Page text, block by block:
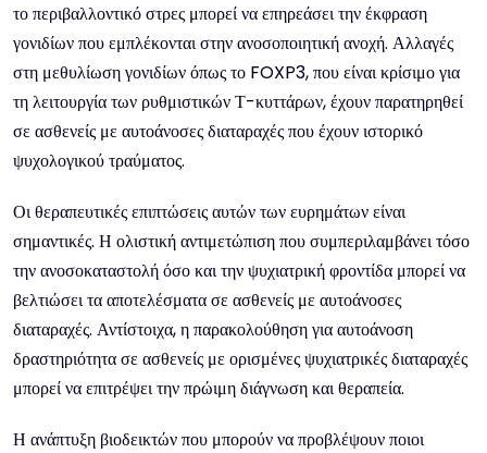
το περιβαλλοντικό στρες μπορεί να επηρεάσει την έκφραση
γονιδίων που εμπλέκονται στην ανοσοποιητική ανοχή. Αλλαγές
στη μεθυλίωση γονιδίων όπως το FOXP3, που είναι κρίσιμο για
τη λειτουργία των ρυθμιστικών Τ-κυττάρων, έχουν παρατηρηθεί
σε ασθενείς με αυτοάνοσες διαταραχές που έχουν ιστορικό
ψυχολογικού τραύματος.
Οι θεραπευτικές επιπτώσεις αυτών των ευρημάτων είναι
σημαντικές. Η ολιστική αντιμετώπιση που συμπεριλαμβάνει τόσο
την ανοσοκαταστολή όσο και την ψυχιατρική φροντίδα μπορεί να
βελτιώσει τα αποτελέσματα σε ασθενείς με αυτοάνοσες
διαταραχές. Αντίστοιχα, η παρακολούθηση για αυτοάνοση
δραστηριότητα σε ασθενείς με ορισμένες ψυχιατρικές διαταραχές
μπορεί να επιτρέψει την πρώιμη διάγνωση και θεραπεία.
Η ανάπτυξη βιοδεικτών που μπορούν να προβλέψουν ποιοι